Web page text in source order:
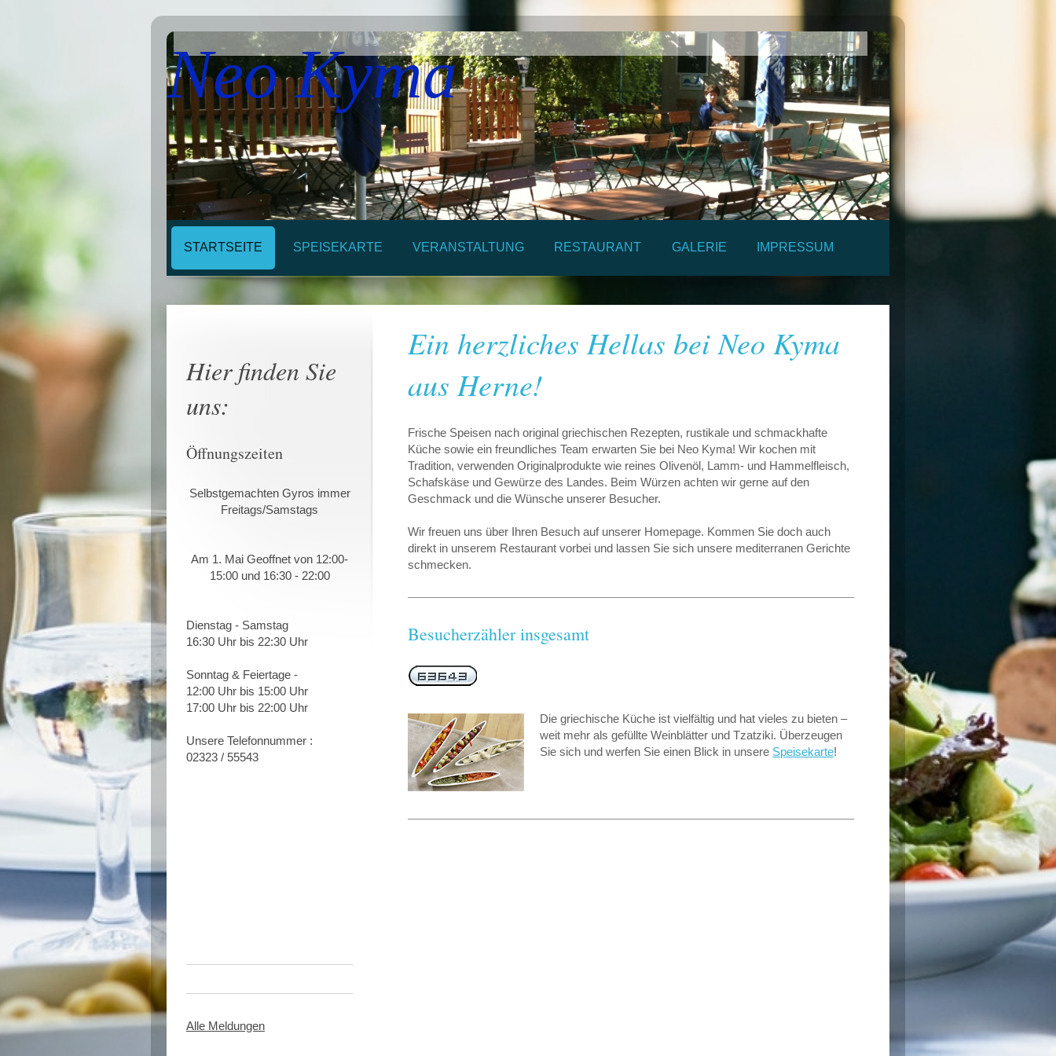
Neo Kyma
STARTSEITE SPEISEKARTE VERANSTALTUNG RESTAURANT GALERIE IMPRESSUM
Ein herzliches Hellas bei Neo Kyma
aus Herne!
Frische Speisen nach original griechischen Rezepten, rustikale und schmackhafte
Küche sowie ein freundliches Team erwarten Sie bei Neo Kyma! Wir kochen mit
Tradition, verwenden Originalprodukte wie reines Olivenöl, Lamm- und Hammelfleisch,
Schafskäse und Gewürze des Landes. Beim Würzen achten wir gerne auf den
Geschmack und die Wünsche unserer Besucher.
Wir freuen uns über Ihren Besuch auf unserer Homepage. Kommen Sie doch auch
direkt in unserem Restaurant vorbei und lassen Sie sich unsere mediterranen Gerichte
schmecken.
Besucherzähler insgesamt
Die griechische Küche ist vielfältig und hat vieles zu bieten –
weit mehr als gefüllte Weinblätter und Tzatziki. Überzeugen
Sie sich und werfen Sie einen Blick in unsere Speisekarte!
Hier finden Sie
uns:
Öffnungszeiten
Selbstgemachten Gyros immer
Freitags/Samstags
Am 1. Mai Geoffnet von 12:00-
15:00 und 16:30 - 22:00
Dienstag - Samstag
16:30 Uhr bis 22:30 Uhr
Sonntag & Feiertage -
12:00 Uhr bis 15:00 Uhr
17:00 Uhr bis 22:00 Uhr
Unsere Telefonnummer :
02323 / 55543
Alle Meldungen